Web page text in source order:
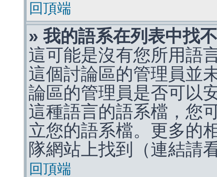
回頂端
» 我的語系在列表中找
這可能是沒有您所用語
這個討論區的管理員並
論區的管理員是否可以
這種語言的語系檔，您
立您的語系檔。更多的
隊網站上找到（連結請
回頂端